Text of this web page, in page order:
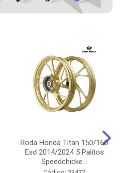
Roda Honda Titan 150/160
Esd 2014/2024 5 Palitos
Speedchicke...